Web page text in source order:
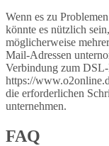
Wenn es zu
könnte es nützlich
möglicherweise
Mail-Adressen
Verbindung zum
https://
die erforderlichen
unternehmen.
FAQ